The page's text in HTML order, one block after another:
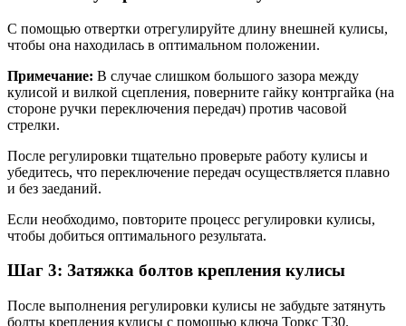
С помощью отвертки отрегулируйте длину внешней кулисы,
чтобы она находилась в оптимальном положении.
Примечание: В случае слишком большого зазора между
кулисой и вилкой сцепления, поверните гайку контргайка (на
стороне ручки переключения передач) против часовой
стрелки.
После регулировки тщательно проверьте работу кулисы и
убедитесь, что переключение передач осуществляется плавно
и без заеданий.
Если необходимо, повторите процесс регулировки кулисы,
чтобы добиться оптимального результата.
Шаг 3: Затяжка болтов крепления кулисы
После выполнения регулировки кулисы не забудьте затянуть
болты крепления кулисы с помощью ключа Торкс T30.